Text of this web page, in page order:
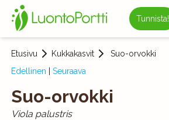
Tunnista!
Etusivu Kukkakasvit
Suo-orvokki
Edellinen
Seuraava
Suo-orvokki
Viola palustris